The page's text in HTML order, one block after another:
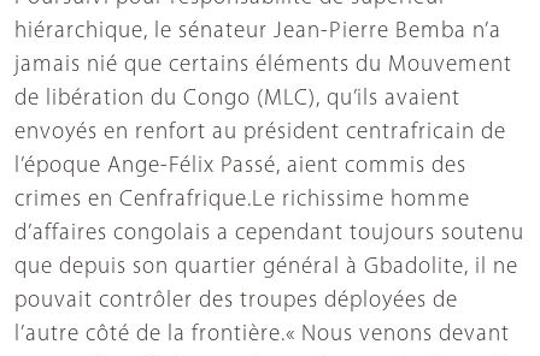
hiérarchique, le sénateur Jean-Pierre Bemba n’a
jamais nié que certains éléments du Mouvement
de libération du Congo (MLC), qu’ils avaient
envoyés en renfort au président centrafricain de
l’époque Ange-Félix Passé, aient commis des
crimes en Cenfrafrique.Le richissime homme
d’affaires congolais a cependant toujours soutenu
que depuis son quartier général à Gbadolite, il ne
pouvait contrôler des troupes déployées de
l’autre côté de la frontière.« Nous venons devant